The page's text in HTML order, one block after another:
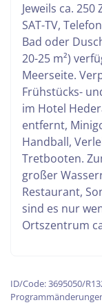
Jeweils ca.
SAT-TV,
Bad oder
20-25 m²)
Meerseite.
Frühstücks-
im Hotel
entfernt,
Handball,
Tretbooten.
großer
Restaurant,
sind es nur
Ortszentrum
ID/Code: 3695050/